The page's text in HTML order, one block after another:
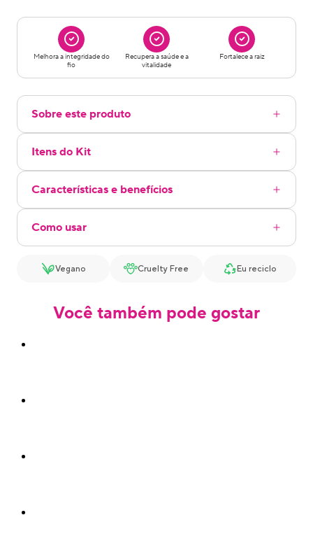
Melhora a integridade do
fio
Recupera a saúde e a
vitalidade
Fortalece a raiz
Sobre este produto
Itens do Kit
Características e benefícios
Como usar
Vegano Cruelty Free Eu reciclo
Você também pode gostar